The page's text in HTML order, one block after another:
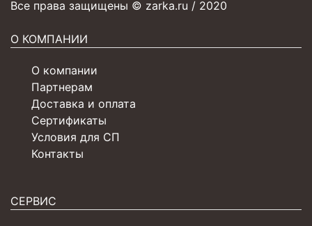
Все права защищены © zarka.ru / 2020
О КОМПАНИИ
О компании
Партнерам
Доставка и оплата
Сертификаты
Условия для СП
Контакты
СЕРВИС